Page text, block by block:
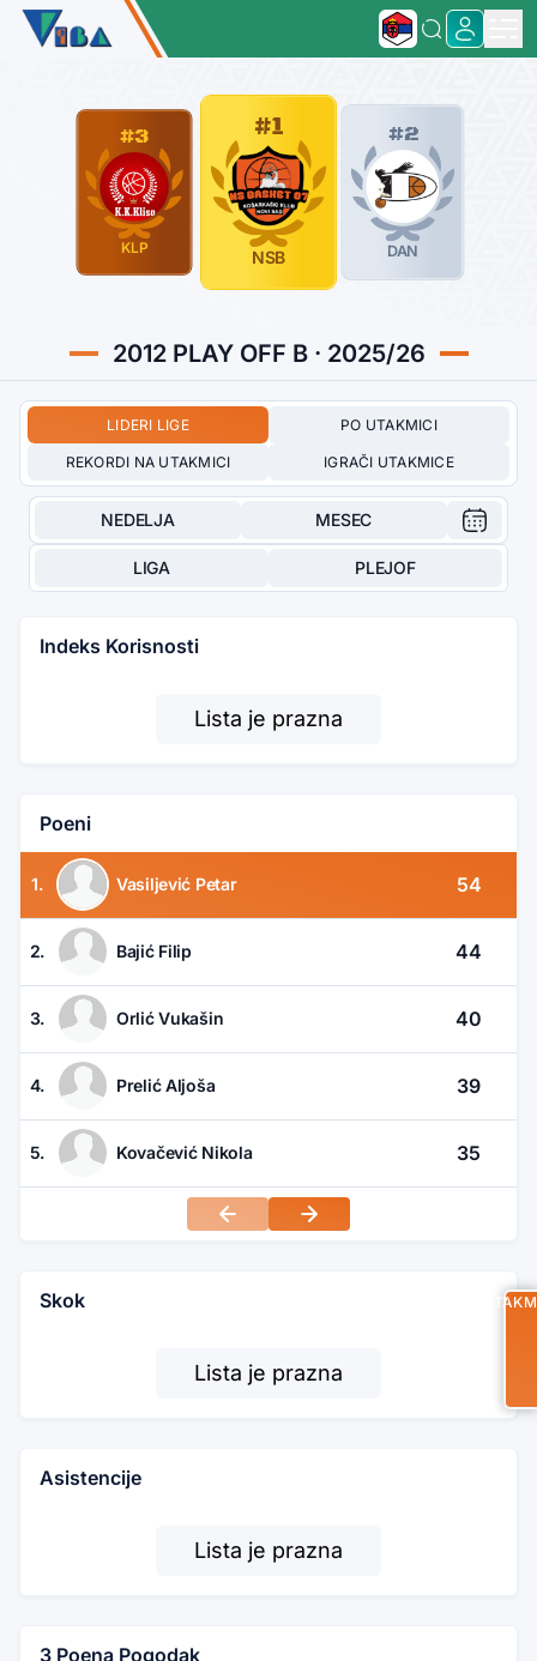
#3
KLP
#1
NSB
#2
DAN
2012 PLAY OFF B · 2025/26
LIDERI LIGE PO UTAKMICI
REKORDI NA UTAKMICI IGRAČI UTAKMICE
NEDELJA MESEC
LIGA PLEJOF
Indeks Korisnosti
Lista je prazna
Poeni
1. Vasiljević Petar 54
2. Bajić Filip 44
3. Orlić Vukašin 40
4. Prelić Aljoša 39
5. Kovačević Nikola 35
Skok
Lista je prazna
Asistencije
Lista je prazna
3 Poena Pogodak